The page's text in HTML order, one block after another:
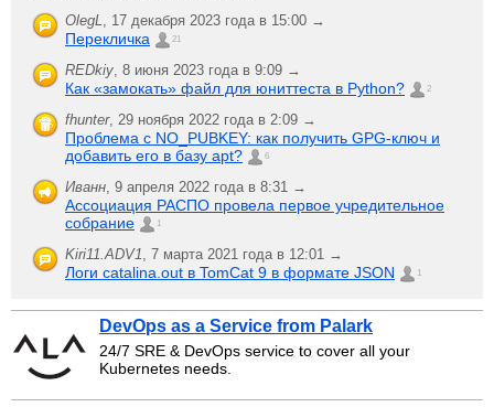
OlegL 17 декабря 2023 года в 15:00 →
Перекличка 21
REDkiy 8 июня 2023 года в 9:09 →
Как «замокать» файл для юниттеста в Python? 2
fhunter, 29 ноября 2022 года в 2:09 →
Проблема с NO_PUBKEY: как получить GPG-ключ и
добавить его в базу apt?
6
Иванн 9 апреля 2022 года в 8:31 →
Ассоциация РАСПО провела первое учредительное
собрание
1
Kiri11.ADV1 7 марта 2021 года в 12:01 →
Логи catalina.out в TomCat 9 в формате JSON 1
DevOps as a Service from Palark
24/7 SRE & DevOps service to cover all your
Kubernetes needs.